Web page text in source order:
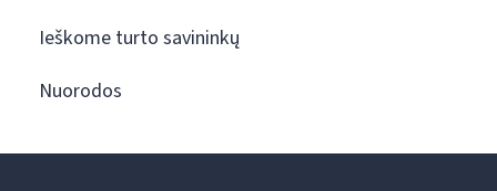
Ieškome turto savininkų
Nuorodos